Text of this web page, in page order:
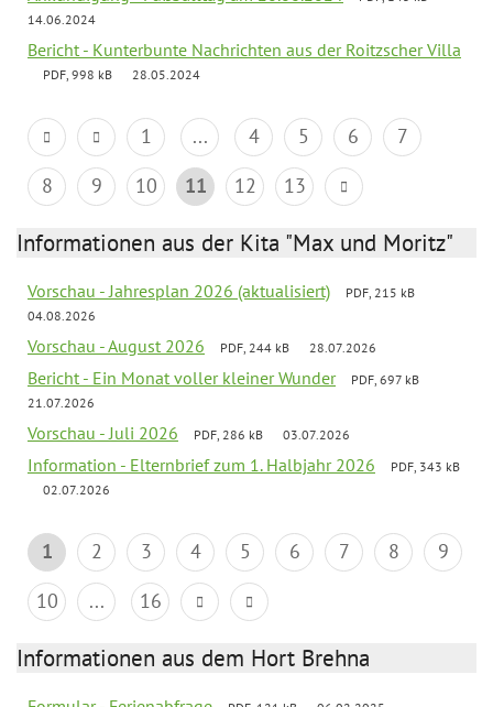
14.06.2024
Bericht - Kunterbunte Nachrichten aus der Roitzscher Villa
PDF, 998 kB 28.05.2024
1 ... 4 5 6
7
8
9 10 11 12 13
Informationen aus der Kita "Max und Moritz"
Vorschau - Jahresplan 2026 (aktualisiert)
PDF, 215 kB
04.08.2026
Vorschau - August 2026 PDF, 244 kB 28.07.2026
Bericht - Ein Monat voller kleiner Wunder
PDF, 697 kB
21.07.2026
Vorschau - Juli 2026 PDF, 286 kB 03.07.2026
Information - Elternbrief zum 1. Halbjahr 2026
PDF, 343 kB
02.07.2026
1 2 3 4 5 6 7 8
9
10
... 16
Informationen aus dem Hort Brehna